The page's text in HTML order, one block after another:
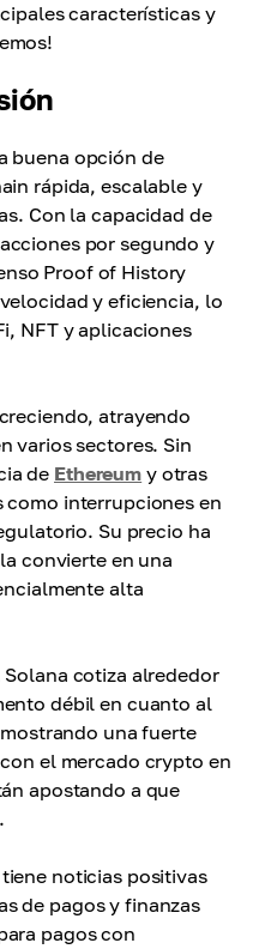
características y
buena opción de
rápida, escalable y
Con la capacidad de
por segundo y
Proof of History
y eficiencia, lo
NFT y aplicaciones
atrayendo
varios sectores. Sin
de Ethereum y otras
como interrupciones en
Su precio ha
convierte en una
alta
cotiza alrededor
débil en cuanto al
una fuerte
el mercado crypto en
apostando a que
noticias positivas
de pagos y finanzas
pagos con